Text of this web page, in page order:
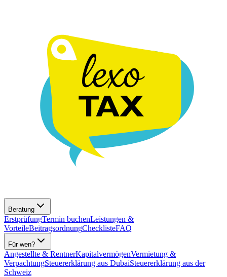
Beratung
ErstprüfungTermin buchenLeistungen &
VorteileBeitragsordnungChecklisteFAQ
Für wen?
Angestellte & RentnerKapitalvermögenVermietung &
VerpachtungSteuererklärung aus DubaiSteuererklärung aus der
Schweiz